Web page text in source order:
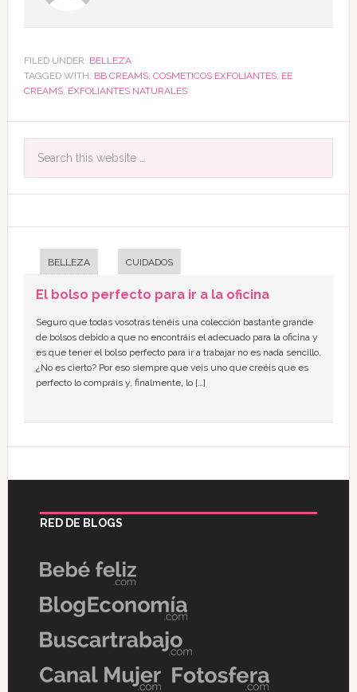
FILED UNDER: BELLEZA
TAGGED WITH: BB CREAMS, COSMETICOS EXFOLIANTES, EE
CREAMS, EXFOLIANTES NATURALES
BELLEZA CUIDADOS
El bolso perfecto para ir a la oficina
Seguro que todas vosotras tenéis una colección bastante grande
de bolsos debido a que no encontráis el adecuado para la oficina y
es que tener el bolso perfecto para ir a trabajar no es nada sencillo,
¿No es cierto? Por eso siempre que veis uno que creéis que es
perfecto lo compráis y, finalmente, lo […]
RED DE BLOGS